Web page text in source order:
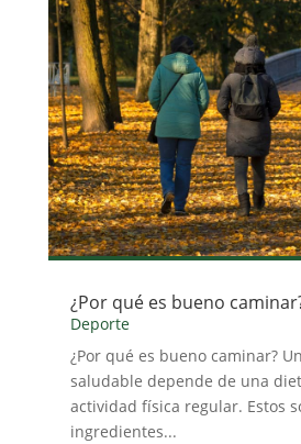
¿Por qué es bueno
Deporte
¿Por qué es bueno caminar?
saludable depende de una
actividad física regular. Estos
ingredientes...